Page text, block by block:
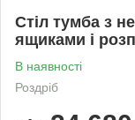
Стіл тумба з
ящиками і
В наявності
Роздріб